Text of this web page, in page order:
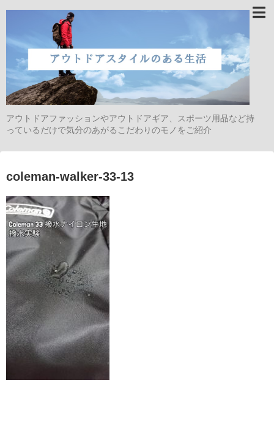
アウトドアファッションやアウトドアギア、スポーツ用品など持
っているだけで気分のあがるこだわりのモノをご紹介
coleman-walker-33-13